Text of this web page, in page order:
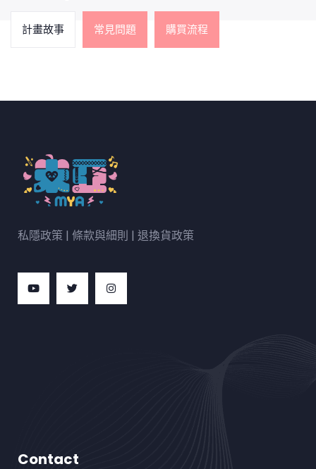
計畫故事 常見問題 購買流程
私隱政策 | 條款與細則 | 退換貨政策
Contact